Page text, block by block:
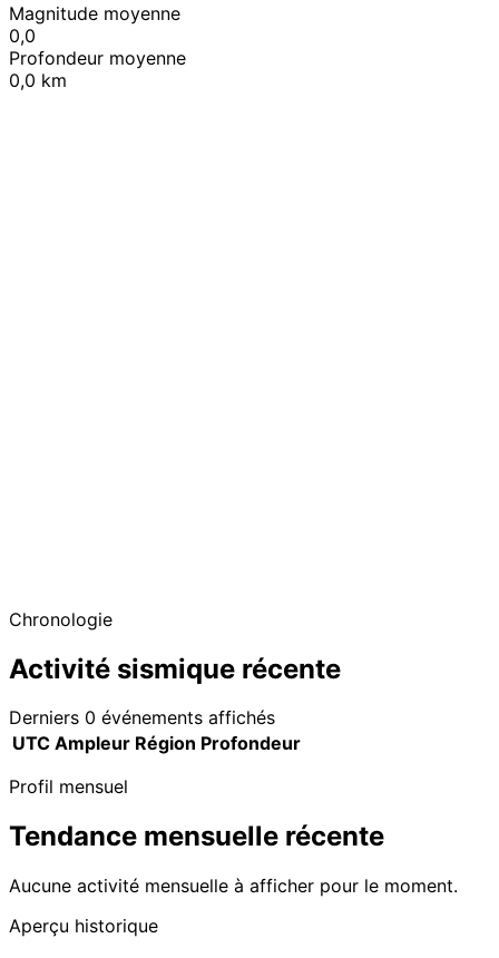
Magnitude moyenne
0,0
Profondeur moyenne
0,0 km
Chronologie
Activité sismique récente
Derniers 0 événements affichés
UTC Ampleur Région Profondeur
Profil mensuel
Tendance mensuelle récente
Aucune activité mensuelle à afficher pour le moment.
Aperçu historique